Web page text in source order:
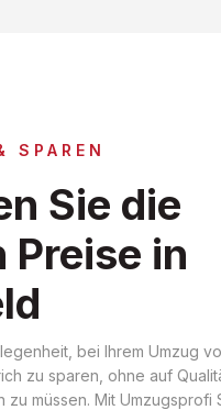
SPAREN
Sie die
Preise in
bei Ihrem Umzug
zu sparen, ohne auf
müssen. Mit Umzugsprofi